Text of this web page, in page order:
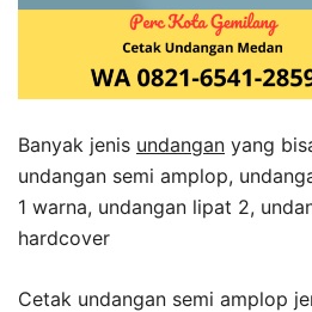
Banyak jenis undangan yang
undangan semi amplop,
1 warna, undangan lipat 2,
hardcover
Cetak undangan semi amplop